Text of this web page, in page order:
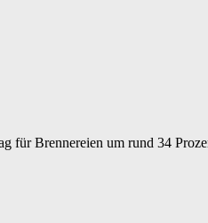
Brennereien um rund 34